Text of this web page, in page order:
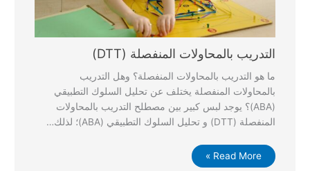
التدريب بالمحاولات المنفصلة (DTT)
ما هو التدريب بالمحاولات المنفصلة؟ وهل التدريب
بالمحاولات المنفصلة يختلف عن تحليل السلوك التطبيقي
(ABA)؟ يوجد لبس كبير بين مصطلح التدريب بالمحاولات
المنفصلة (DTT) و تحليل السلوك التطبيقي (ABA)؛ لذلك…
Read More »